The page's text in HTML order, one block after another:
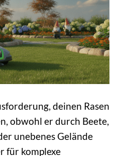
deinen Rasen
obwohl er durch Beete,
unebenes Gelände
für komplexe